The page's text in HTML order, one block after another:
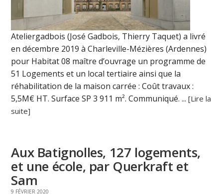
Ateliergadbois (José Gadbois, Thierry Taquet) a livré
en décembre 2019 à Charleville-Mézières (Ardennes)
pour Habitat 08 maître d’ouvrage un programme de
51 Logements et un local tertiaire ainsi que la
réhabilitation de la maison carrée : Coût travaux :
5,5M€ HT. Surface SP 3 911 m². Communiqué. ...[Lire la
suite]
Aux Batignolles, 127 logements,
et une école, par Querkraft et
Sam
9 FÉVRIER 2020